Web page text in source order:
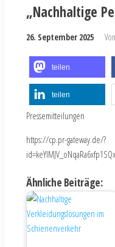
„Nachhaltige
26. September 2025 Von
teilen
teilen
Pressemitteilungen
https://cp.pr-gateway.de/?
Ähnliche Beiträge: